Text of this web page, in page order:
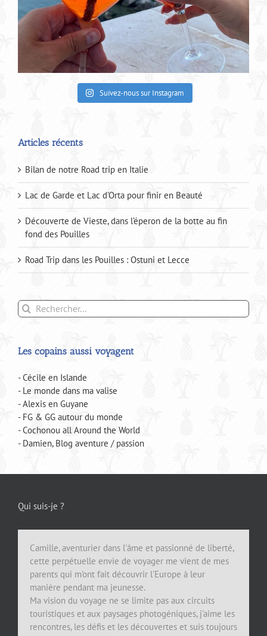
Suivez-nous sur Instagram
Articles récents
Bilan de notre Road trip en Italie
Lac de Garde et Lac d’Orta pour finir en Beauté
Découverte de Vieste, dans l’éperon de la botte au fin
fond des Pouilles
Road Trip dans les Pouilles : Ostuni et Lecce
Rechercher:
Les copains aussi voyagent
- Cécile en Islande
- Le monde dans ma valise
- Alexis en Guyane
- FG & GG autour du monde
- Cochonou all Around the World
- Damien, Blog aventure / passion
Qui suis-je ?
Camille, aventurier dans l'âme et passionné de liberté,
cette perpétuelle envie de voyager me vient de mes
parents qui m'ont fait découvrir l'Europe à leur
manière pendant ma jeunesse.
Ma vision du voyage ne se limite pas aux circuits
touristiques et aux paysages photogéniques, j'aime les
rencontres, les défis et les découvertes et suis toujours